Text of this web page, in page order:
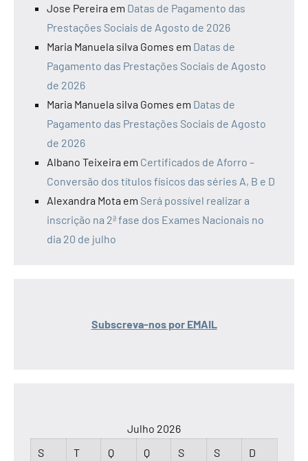
Jose Pereira em Datas de Pagamento das
Prestações Sociais de Agosto de 2026
Maria Manuela silva Gomes em Datas de
Pagamento das Prestações Sociais de Agosto
de 2026
Maria Manuela silva Gomes em Datas de
Pagamento das Prestações Sociais de Agosto
de 2026
Albano Teixeira em Certificados de Aforro –
Conversão dos títulos físicos das séries A, B e D
Alexandra Mota em Será possível realizar a
inscrição na 2ª fase dos Exames Nacionais no
dia 20 de julho
Subscreva-nos por EMAIL
Julho 2026
S
T Q Q S S D